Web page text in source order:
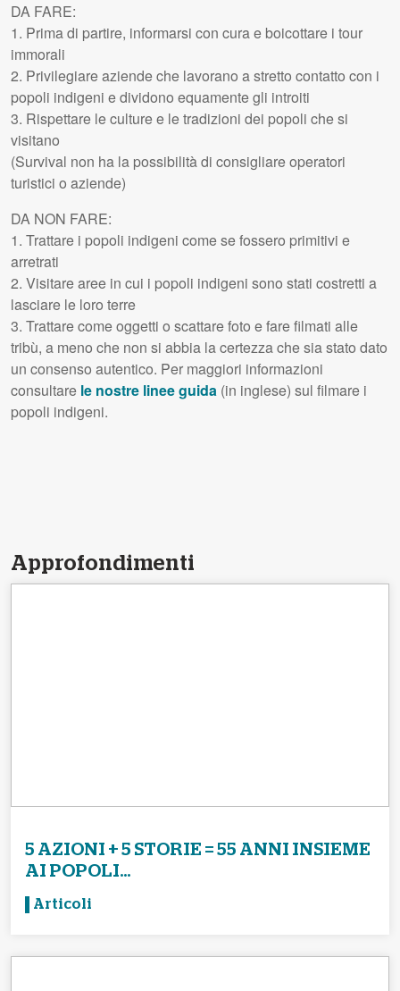
DA FARE:
1. Prima di partire, informarsi con cura e boicottare i tour
immorali
2. Privilegiare aziende che lavorano a stretto contatto con i
popoli indigeni e dividono equamente gli introiti
3. Rispettare le culture e le tradizioni dei popoli che si
visitano
(Survival non ha la possibilità di consigliare operatori
turistici o aziende)
DA NON FARE:
1. Trattare i popoli indigeni come se fossero primitivi e
arretrati
2. Visitare aree in cui i popoli indigeni sono stati costretti a
lasciare le loro terre
3. Trattare come oggetti o scattare foto e fare filmati alle
tribù, a meno che non si abbia la certezza che sia stato dato
un consenso autentico. Per maggiori informazioni
consultare le nostre linee guida (in inglese) sul filmare i
popoli indigeni.
Approfondimenti
5 AZIONI + 5 STORIE = 55 ANNI INSIEME
AI POPOLI...
Articoli